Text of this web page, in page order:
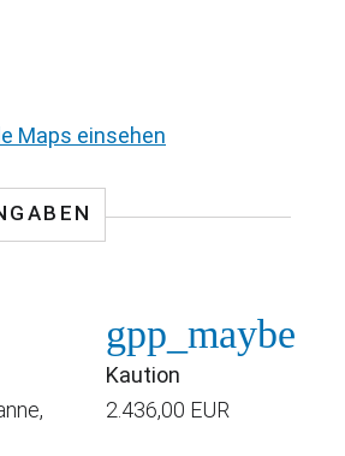
Maps einsehen
gpp_maybe
Kaution
2.436,00 EUR